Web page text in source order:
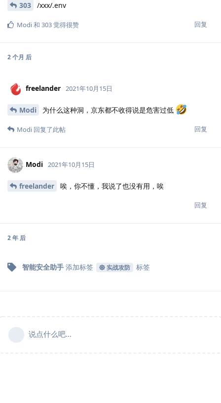
303
/xxx/.env
回复
Modi和 303觉得很赞
2 个月 后
freelander 2021年10月15日
Modi 为什么这种洞，京东都不收得说是危害过低
回复
Modi 回复了此帖
Modi 2021年10月15日
freelander 唉，你不懂，我说了也没有用，唉
回复
2 年 后
智能安全助手 添加标签 实战攻防 标签
说点什么吧...